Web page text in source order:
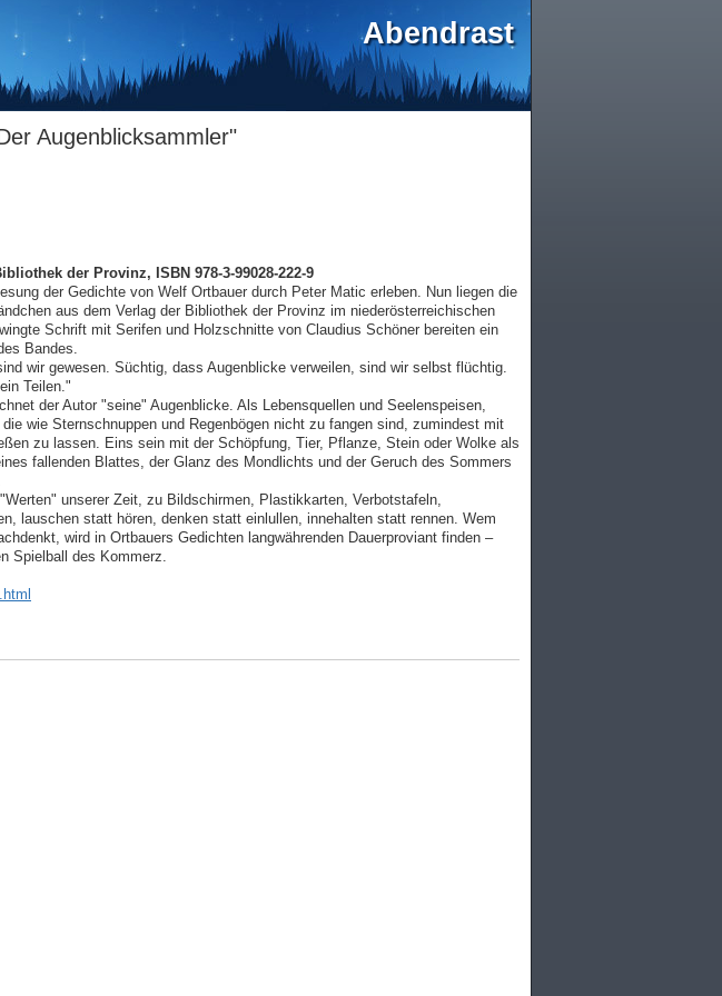
Abendrast
Augenblicksammler"
der Provinz, ISBN 978-3-99028-222-9
der Gedichte von Welf Ortbauer durch Peter Matic erleben. Nun liegen die
aus dem Verlag der Bibliothek der Provinz im niederösterreichischen
Schrift mit Serifen und Holzschnitte von Claudius Schöner bereiten ein
Bandes.
wir gewesen. Süchtig, dass Augenblicke verweilen, sind wir selbst flüchtig.
Teilen."
der Autor "seine" Augenblicke. Als Lebensquellen und Seelenspeisen,
wie Sternschnuppen und Regenbögen nicht zu fangen sind, zumindest mit
zu lassen. Eins sein mit der Schöpfung, Tier, Pflanze, Stein oder Wolke als
fallenden Blattes, der Glanz des Mondlichts und der Geruch des Sommers
unserer Zeit, zu Bildschirmen, Plastikkarten, Verbotstafeln,
lauschen statt hören, denken statt einlullen, innehalten statt rennen. Wem
wird in Ortbauers Gedichten langwährenden Dauerproviant finden –
Spielball des Kommerz.